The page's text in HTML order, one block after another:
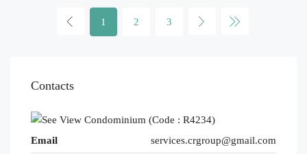
1 2 3
Contacts
Email services.crgroup@gmail.com